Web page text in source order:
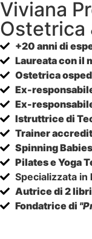
Viviana
Ostetrica
+20 anni di
Laureata con il
Ostetrica
Ex-
Ex-
Istruttrice di
Trainer
Spinning
Pilates e Yoga
Specializzata in
Autrice di 2 libri
Fondatrice di